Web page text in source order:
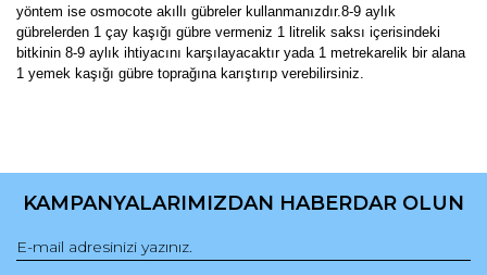
yöntem ise osmocote akıllı gübreler kullanmanızdır.8-9 aylık
gübrelerden 1 çay kaşığı gübre vermeniz 1 litrelik saksı içerisindeki
bitkinin 8-9 aylık ihtiyacını karşılayacaktır yada 1 metrekarelik bir alana
1 yemek kaşığı gübre toprağına karıştırıp verebilirsiniz.
konularda yetersiz gördüğünüz noktaları öneri formunu
Görüş ve önerileriniz için teşekkür ederiz.
Ürün resmi kalitesiz, bozuk veya görüntülenemiyor.
KAMPANYALARIMIZDAN HABERDAR OLUN